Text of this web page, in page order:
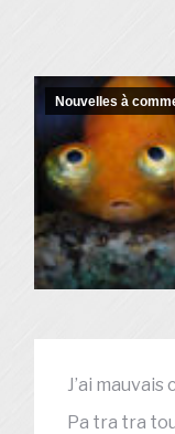
Nouvelles à
J’ai
Pa tra tra